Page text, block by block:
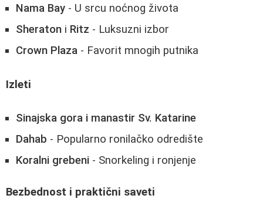
Nama Bay - U srcu noćnog života
Sheraton i Ritz - Luksuzni izbor
Crown Plaza - Favorit mnogih putnika
Izleti
Sinajska gora i manastir Sv. Katarine
Dahab - Popularno ronilačko odredište
Koralni grebeni - Snorkeling i ronjenje
Bezbednost i praktični saveti